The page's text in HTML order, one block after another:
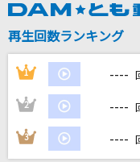
家族
再生回数ランキング
1 ----
2 ----
3 ----